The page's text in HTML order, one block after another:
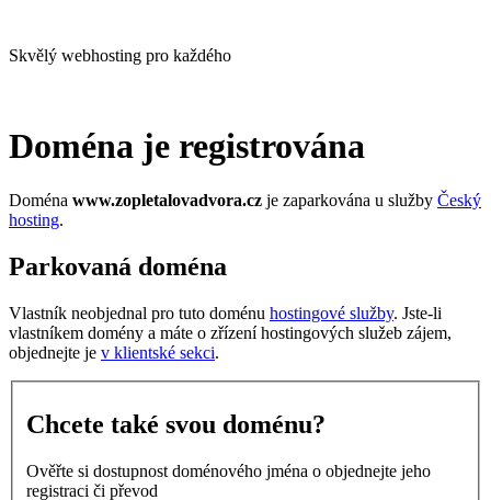
Skvělý webhosting pro každého
Doména je registrována
Doména www.zopletalovadvora.cz je zaparkována u služby Český
hosting.
Parkovaná doména
Vlastník neobjednal pro tuto doménu hostingové služby. Jste-li
vlastníkem domény a máte o zřízení hostingových služeb zájem,
objednejte je v klientské sekci.
Chcete také svou doménu?
Ověřte si dostupnost doménového jména o objednejte jeho
registraci či převod